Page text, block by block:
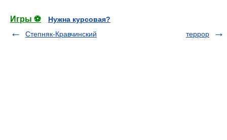
Игры ⚽
Нужна курсовая?
Степняк-Кравчинский
террор